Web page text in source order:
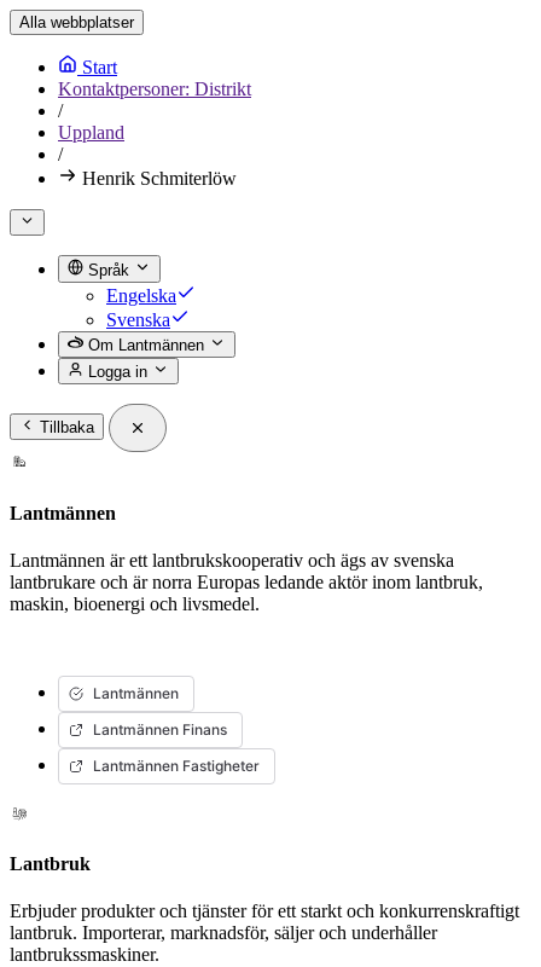
Alla webbplatser
Start
Kontaktpersoner: Distrikt
/
Uppland
/
Henrik Schmiterlöw
Språk
Engelska
Svenska
Om Lantmännen
Logga in
Tillbaka
Lantmännen
Lantmännen är ett lantbrukskooperativ och ägs av svenska
lantbrukare och är norra Europas ledande aktör inom lantbruk,
maskin, bioenergi och livsmedel.
Lantmännen
Lantmännen Finans
Lantmännen Fastigheter
Lantbruk
Erbjuder produkter och tjänster för ett starkt och konkurrenskraftigt
lantbruk. Importerar, marknadsför, säljer och underhåller
lantbrukssmaskiner.